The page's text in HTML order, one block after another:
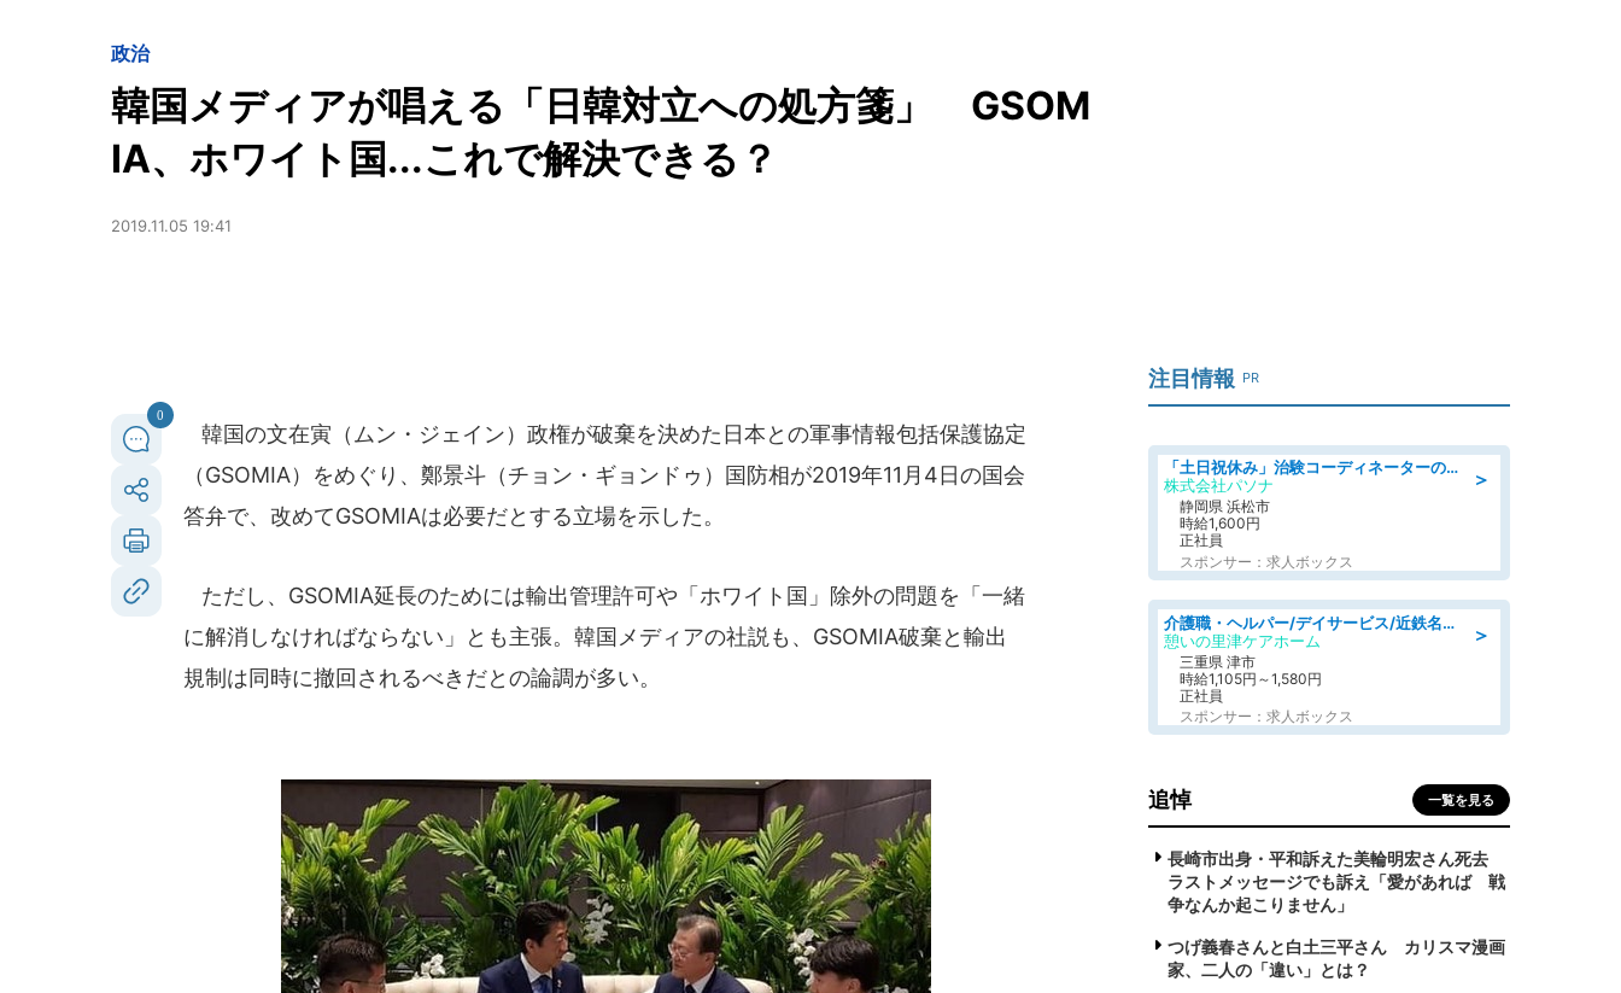
政治
韓国メディアが唱える「日韓対立への処方箋」 GSOM
IA、ホワイト国...これで解決できる？
2019.11.05 19:41
0
韓国の文在寅（ムン・ジェイン）政権が破棄を決めた日本との軍事情報包括保護協定
（GSOMIA）をめぐり、鄭景斗（チョン・ギョンドゥ）国防相が2019年11月4日の国会
答弁で、改めてGSOMIAは必要だとする立場を示した。
ただし、GSOMIA延長のためには輸出管理許可や「ホワイト国」除外の問題を「一緒
に解消しなければならない」とも主張。韓国メディアの社説も、GSOMIA破棄と輸出
規制は同時に撤回されるべきだとの論調が多い。
注目情報 PR
＞
「土日祝休み」治験コーディネーターのお仕事/未経験OK
株式会社パソナ
静岡県 浜松市
時給1,600円
正社員
スポンサー：求人ボックス
＞
介護職・ヘルパー/デイサービス/近鉄名古屋線 高田本山/津市/三重県
憩いの里津ケアホーム
三重県 津市
時給1,105円～1,580円
正社員
スポンサー：求人ボックス
追悼 一覧を見る
長崎市出身・平和訴えた美輪明宏さん死去
ラストメッセージでも訴え「愛があれば 戦
争なんか起こりません」
つげ義春さんと白土三平さん カリスマ漫画
家、二人の「違い」とは？